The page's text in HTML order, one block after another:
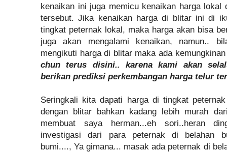
kenaikan ini juga memicu kenaikan harga lokal
tersebut. Jika kenaikan harga di blitar ini di
tingkat peternak lokal, maka harga akan bisa
juga akan mengalami kenaikan, namun..
mengikuti harga di blitar maka ada
chun terus disini.. karena kami akan
berikan prediksi perkembangan harga telur
Seringkali kita dapati harga di tingkat
dengan blitar bahkan kadang lebih murah
membuat saya herman...eh sori..heran
investigasi dari para peternak di belahan
bumi...., Ya gimana... masak ada peternak di